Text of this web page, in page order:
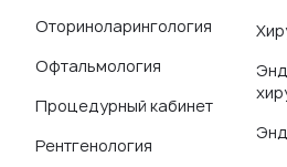
Оториноларингология
Офтальмология
Процедурный кабинет
Рентгенология